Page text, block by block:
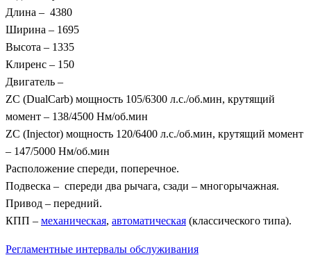
Длина – 4380
Ширина – 1695
Высота – 1335
Клиренс – 150
Двигатель –
ZC (DualCarb) мощность 105/6300 л.с./об.мин, крутящий
момент – 138/4500 Нм/об.мин
ZC (Injector) мощность 120/6400 л.с./об.мин, крутящий момент
– 147/5000 Нм/об.мин
Расположение спереди, поперечное.
Подвеска – спереди два рычага, сзади – многорычажная.
Привод – передний.
КПП – механическая, автоматическая (классического типа).
Регламентные интервалы обслуживания